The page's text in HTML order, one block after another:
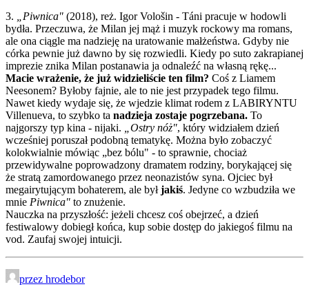
3.
„Piwnica" (2018), reż. Igor Vološin - Táni pracuje w hodowli
bydła. Przeczuwa, że Milan jej mąż i muzyk rockowy ma romans,
ale ona ciągle ma nadzieję na uratowanie małżeństwa. Gdyby nie
córka pewnie już dawno by się rozwiedli. Kiedy po suto zakrapianej
imprezie znika Milan postanawia ja odnaleźć na własną rękę...
Macie wrażenie, że już widzieliście ten film? Coś z Liamem
Neesonem? Byłoby fajnie, ale to nie jest przypadek tego filmu.
Nawet kiedy wydaje się, że wjedzie klimat rodem z LABIRYNTU
Villenueva, to szybko ta nadzieja zostaje pogrzebana. To
najgorszy typ kina - nijaki.
„Ostry nóż", który widziałem dzień
wcześniej poruszał podobną tematykę. Można było zobaczyć
kolokwialnie mówiąc „bez bólu" - to sprawnie, chociaż
przewidywalne poprowadzony dramatem rodziny, borykającej się
że stratą zamordowanego przez neonazistów syna. Ojciec był
megairytującym bohaterem, ale byłjakiś. Jedyne co wzbudziła we
mnie Piwnica" to znużenie.
Nauczka na przyszłość: jeżeli chcesz coś obejrzeć, a dzień
festiwalowy dobiegł końca, kup sobie dostęp do jakiegoś filmu na
vod. Zaufaj swojej intuicji.
przez hrodebor